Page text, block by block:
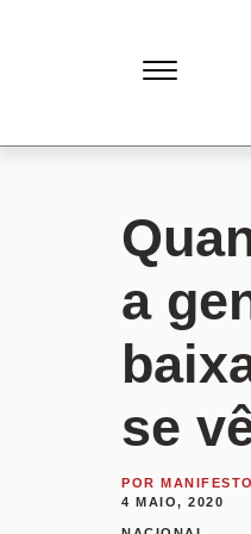
a
se
POR
4 MAIO, 2020